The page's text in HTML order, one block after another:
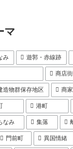
マ
み 遊郭・赤線跡
商店街
造物群保存地区 商
港町
なみ 集落
門前町 異国情緒